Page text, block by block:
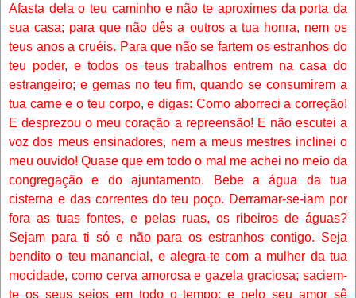
Afasta dela o teu caminho e não te aproximes da porta da
sua casa; para que não dês a outros a tua honra, nem os
teus anos a cruéis. Para que não se fartem os estranhos do
teu poder, e todos os teus trabalhos entrem na casa do
estrangeiro; e gemas no teu fim, quando se consumirem a
tua carne e o teu corpo, e digas: Como aborreci a correção!
E desprezou o meu coração a repreensão! E não escutei a
voz dos meus ensinadores, nem a meus mestres inclinei o
meu ouvido! Quase que em todo o mal me achei no meio da
congregação e do ajuntamento. Bebe a água da tua
cisterna e das correntes do teu poço. Derramar-se-iam por
fora as tuas fontes, e pelas ruas, os ribeiros de águas?
Sejam para ti só e não para os estranhos contigo. Seja
bendito o teu manancial, e alegra-te com a mulher da tua
mocidade, como cerva amorosa e gazela graciosa; saciem-
te os seus seios em todo o tempo; e pelo seu amor sê